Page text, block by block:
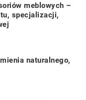
meblowych –
specjalizacji,
naturalnego,